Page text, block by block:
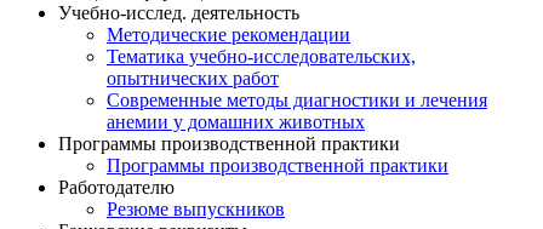
Учебно-исслед. деятельность
Методические рекомендации
Тематика учебно-исследовательских,
опытнических работ
Современные методы диагностики и лечения
анемии у домашних животных
Программы производственной практики
Программы производственной практики
Работодателю
Резюме выпускников